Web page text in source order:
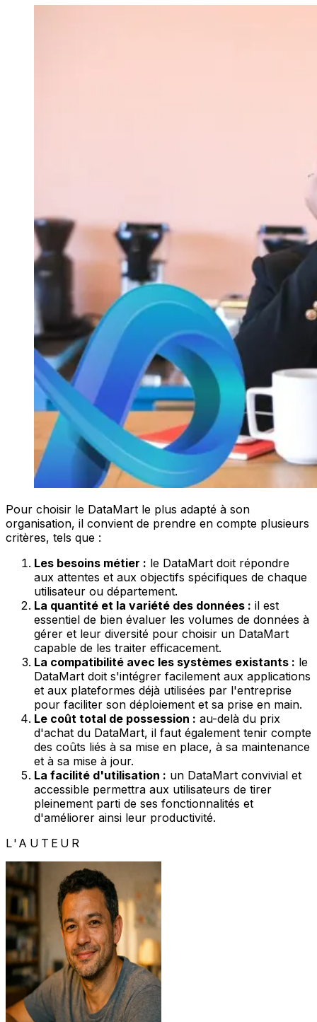
Pour choisir le DataMart le plus adapté à son
organisation, il convient de prendre en compte plusieurs
critères, tels que :
Les besoins métier : le DataMart doit répondre
aux attentes et aux objectifs spécifiques de chaque
utilisateur ou département.
La quantité et la variété des données : il est
essentiel de bien évaluer les volumes de données à
gérer et leur diversité pour choisir un DataMart
capable de les traiter efficacement.
La compatibilité avec les systèmes existants : le
DataMart doit s'intégrer facilement aux applications
et aux plateformes déjà utilisées par l'entreprise
pour faciliter son déploiement et sa prise en main.
Le coût total de possession : au-delà du prix
d'achat du DataMart, il faut également tenir compte
des coûts liés à sa mise en place, à sa maintenance
et à sa mise à jour.
La facilité d'utilisation : un DataMart convivial et
accessible permettra aux utilisateurs de tirer
pleinement parti de ses fonctionnalités et
d'améliorer ainsi leur productivité.
L'AUTEUR